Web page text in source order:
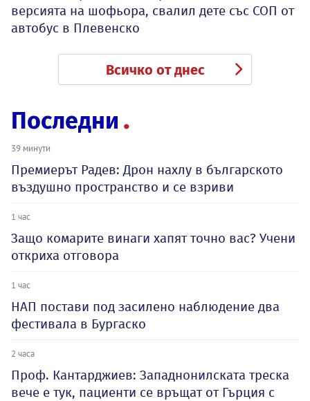
версията на шофьора, свалил дете със СОП от
автобус в Плевенско
Всичко от днес
Последни
39 минути
Премиерът Радев: Дрон нахлу в българското
въздушно пространство и се взриви
1 час
Защо комарите винаги хапят точно вас? Учени
откриха отговора
1 час
НАП постави под засилено наблюдение два
фестивала в Бургаско
2 часа
Проф. Кантарджиев: Западнонилската треска
вече е тук, пациенти се връщат от Гърция с